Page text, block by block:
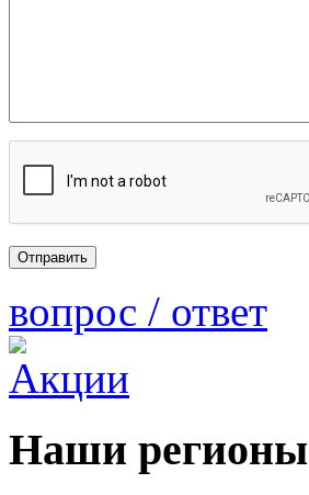
вопрос / ответ
Наши регионы